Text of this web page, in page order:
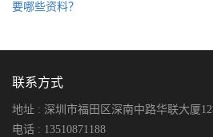
要哪些资料？​
联系方式
地址 : 深圳市福田区深南中路华联大厦12
电话 : 13510871188